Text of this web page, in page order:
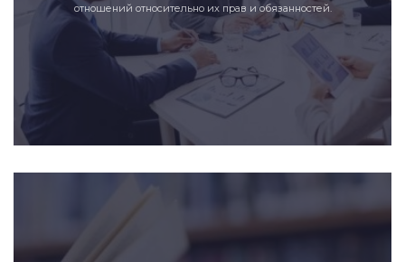
отношений относительно их прав и обязанностей.